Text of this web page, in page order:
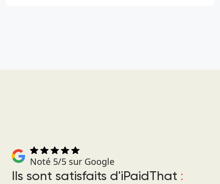
Noté 5/5 sur Google
Ils sont satisfaits d'iPaidThat :